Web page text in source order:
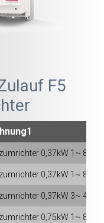
F5
0,37kW 1~ 8kHz
0,37kW 1~ 8kHz
0,37kW 3~ 4kHz
0,75kW 1~ 8kHz